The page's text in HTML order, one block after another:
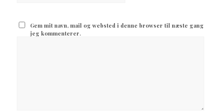
Gem mit navn, mail og websted i denne browser til næste gang
jeg kommenterer.